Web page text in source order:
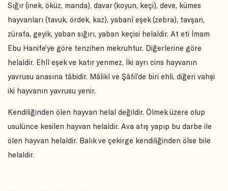
Sığır (inek, öküz, manda), davar (koyun, keçi), deve, kümes
hayvanları (tavuk, ördek, kaz), yabanî eşek (zebra), tavşan,
zürafa, geyik, yaban sığırı, yaban keçisi helaldir. At eti İmam
Ebu Hanife’ye göre tenzihen mekruhtur. Diğerlerine göre
helaldir. Ehlî eşek ve katır yenmez. İki ayrı cins hayvanın
yavrusu anasına tâbidir. Mâlikî ve Şâfiî’de biri ehli, diğeri vahşi
iki hayvanın yavrusu yenir.
Kendiliğinden ölen hayvan helal değildir. Ölmek üzere olup
usulünce kesilen hayvan helaldir. Ava atış yapıp bu darbe ile
ölen hayvan helaldir. Balık ve çekirge kendiliğinden ölse bile
helaldir.